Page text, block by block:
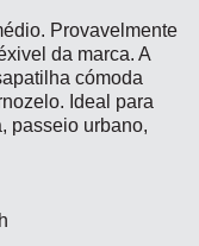
Provavelmente
da marca. A
cómoda
Ideal para
passeio urbano,